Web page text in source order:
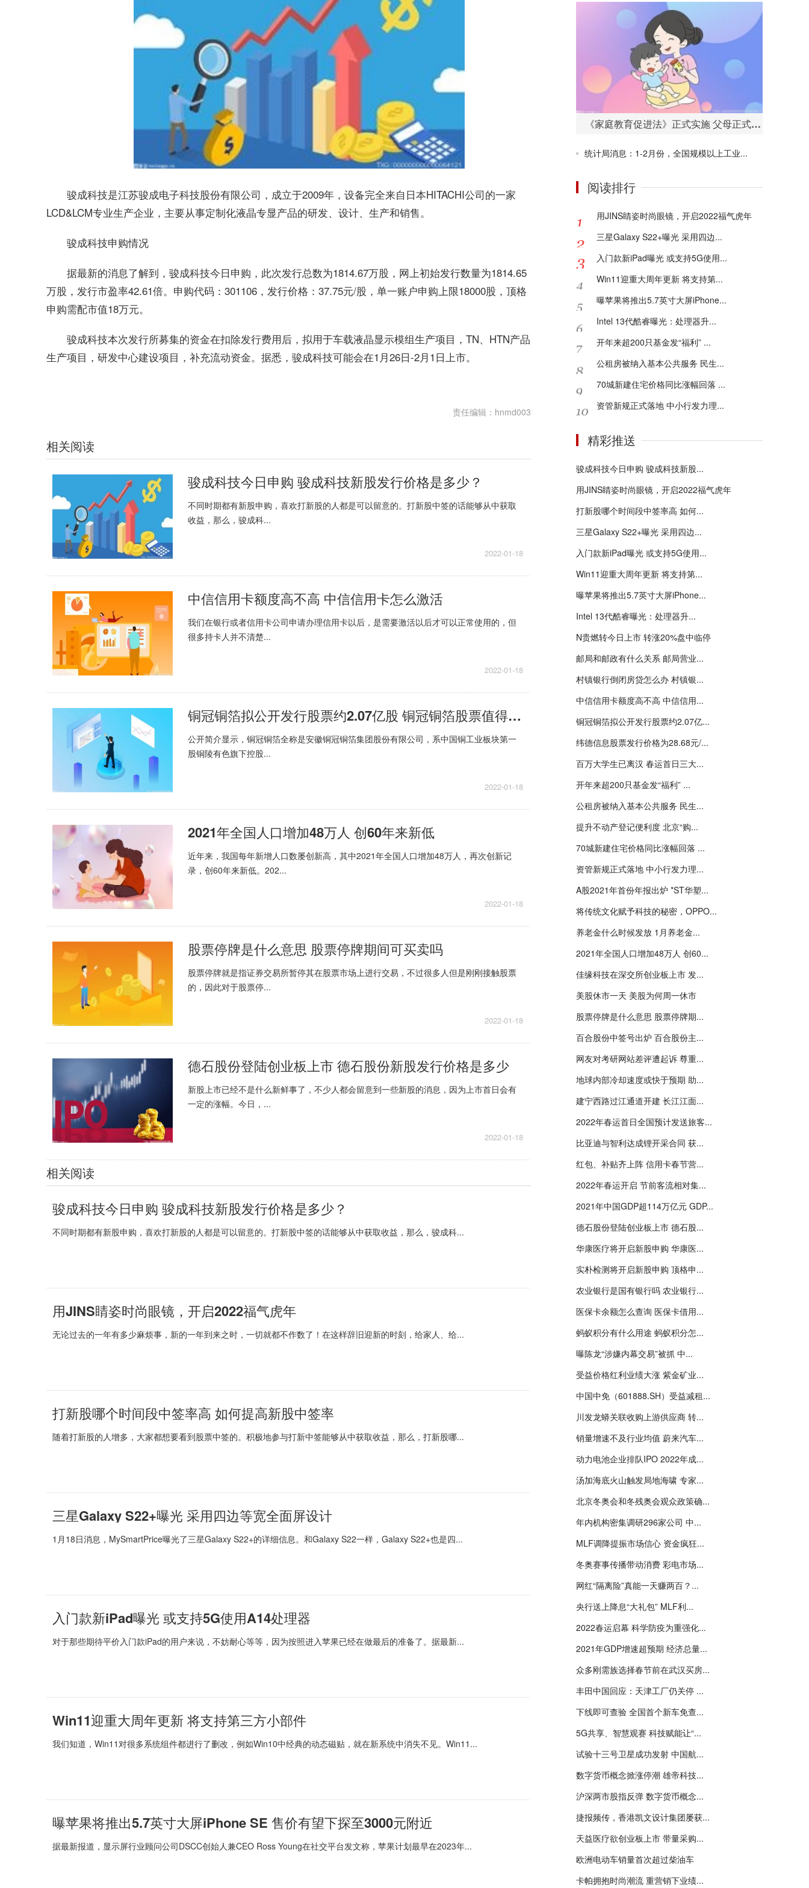
骏成科技是江苏骏成电子科技股份有限公司，成立于2009年，设备完全来自日本HITACHI公司的一家
LCD&LCM专业生产企业，主要从事定制化液晶专显产品的研发、设计、生产和销售。
骏成科技申购情况
据最新的消息了解到，骏成科技今日申购，此次发行总数为1814.67万股，网上初始发行数量为1814.65
万股，发行市盈率42.61倍。申购代码：301106，发行价格：37.75元/股，单一账户申购上限18000股，顶格
申购需配市值18万元。
骏成科技本次发行所募集的资金在扣除发行费用后，拟用于车载液晶显示模组生产项目，TN、HTN产品
生产项目，研发中心建设项目，补充流动资金。据悉，骏成科技可能会在1月26日-2月1日上市。
责任编辑：hnmd003
相关阅读
骏成科技今日申购 骏成科技新股发行价格是多少？
不同时期都有新股申购，喜欢打新股的人都是可以留意的。打新股中签的话能够从中获取
收益，那么，骏成科...
2022-01-18
中信信用卡额度高不高 中信信用卡怎么激活
我们在银行或者信用卡公司申请办理信用卡以后，是需要激活以后才可以正常使用的，但
很多持卡人并不清楚...
2022-01-18
铜冠铜箔拟公开发行股票约2.07亿股 铜冠铜箔股票值得申购吗
公开简介显示，铜冠铜箔全称是安徽铜冠铜箔集团股份有限公司，系中国铜工业板块第一
股铜陵有色旗下控股...
2022-01-18
2021年全国人口增加48万人 创60年来新低
近年来，我国每年新增人口数屡创新高，其中2021年全国人口增加48万人，再次创新记
录，创60年来新低。202...
2022-01-18
股票停牌是什么意思 股票停牌期间可买卖吗
股票停牌就是指证券交易所暂停其在股票市场上进行交易，不过很多人但是刚刚接触股票
的，因此对于股票停...
2022-01-18
德石股份登陆创业板上市 德石股份新股发行价格是多少
新股上市已经不是什么新鲜事了，不少人都会留意到一些新股的消息，因为上市首日会有
一定的涨幅。今日，...
2022-01-18
相关阅读
骏成科技今日申购 骏成科技新股发行价格是多少？
不同时期都有新股申购，喜欢打新股的人都是可以留意的。打新股中签的话能够从中获取收益，那么，骏成科...
用JINS睛姿时尚眼镜，开启2022福气虎年
无论过去的一年有多少麻烦事，新的一年到来之时，一切就都不作数了！在这样辞旧迎新的时刻，给家人、给...
打新股哪个时间段中签率高 如何提高新股中签率
随着打新股的人增多，大家都想要看到股票中签的。积极地参与打新中签能够从中获取收益，那么，打新股哪...
三星Galaxy S22+曝光 采用四边等宽全面屏设计
1月18日消息，MySmartPrice曝光了三星Galaxy S22+的详细信息。和Galaxy S22一样，Galaxy S22+也是四...
入门款新iPad曝光 或支持5G使用A14处理器
对于那些期待平价入门款iPad的用户来说，不妨耐心等等，因为按照进入苹果已经在做最后的准备了。据最新...
Win11迎重大周年更新 将支持第三方小部件
我们知道，Win11对很多系统组件都进行了删改，例如Win10中经典的动态磁贴，就在新系统中消失不见。Win11...
曝苹果将推出5.7英寸大屏iPhone SE 售价有望下探至3000元附近
据最新报道，显示屏行业顾问公司DSCC创始人兼CEO Ross Young在社交平台发文称，苹果计划最早在2023年...
《家庭教育促进法》正式实施 父母正式进入“依法带娃”时代
统计局消息：1-2月份，全国规模以上工业...
阅读排行
用JINS睛姿时尚眼镜，开启2022福气虎年
三星Galaxy S22+曝光 采用四边...
入门款新iPad曝光 或支持5G使用...
Win11迎重大周年更新 将支持第...
曝苹果将推出5.7英寸大屏iPhone...
Intel 13代酷睿曝光：处理器升...
开年来超200只基金发“福利” ...
公租房被纳入基本公共服务 民生...
70城新建住宅价格同比涨幅回落 ...
资管新规正式落地 中小行发力理...
精彩推送
骏成科技今日申购 骏成科技新股...
用JINS睛姿时尚眼镜，开启2022福气虎年
打新股哪个时间段中签率高 如何...
三星Galaxy S22+曝光 采用四边...
入门款新iPad曝光 或支持5G使用...
Win11迎重大周年更新 将支持第...
曝苹果将推出5.7英寸大屏iPhone...
Intel 13代酷睿曝光：处理器升...
N贵燃转今日上市 转涨20%盘中临停
邮局和邮政有什么关系 邮局营业...
村镇银行倒闭房贷怎么办 村镇银...
中信信用卡额度高不高 中信信用...
铜冠铜箔拟公开发行股票约2.07亿...
纬德信息股票发行价格为28.68元/...
百万大学生已离汉 春运首日三大...
开年来超200只基金发“福利” ...
公租房被纳入基本公共服务 民生...
提升不动产登记便利度 北京“购...
70城新建住宅价格同比涨幅回落 ...
资管新规正式落地 中小行发力理...
A股2021年首份年报出炉 *ST华塑...
将传统文化赋予科技的秘密，OPPO...
养老金什么时候发放 1月养老金...
2021年全国人口增加48万人 创60...
佳缘科技在深交所创业板上市 发...
美股休市一天 美股为何周一休市
股票停牌是什么意思 股票停牌期...
百合股份中签号出炉 百合股份主...
网友对考研网站差评遭起诉 尊重...
地球内部冷却速度或快于预期 助...
建宁西路过江通道开建 长江江面...
2022年春运首日全国预计发送旅客...
比亚迪与智利达成锂开采合同 获...
红包、补贴齐上阵 信用卡春节营...
2022年春运开启 节前客流相对集...
2021年中国GDP超114万亿元 GDP...
德石股份登陆创业板上市 德石股...
华康医疗将开启新股申购 华康医...
实朴检测将开启新股申购 顶格申...
农业银行是国有银行吗 农业银行...
医保卡余额怎么查询 医保卡借用...
蚂蚁积分有什么用途 蚂蚁积分怎...
曝陈龙“涉嫌内幕交易”被抓 中...
受益价格红利业绩大涨 紫金矿业...
中国中免（601888.SH）受益减租...
川发龙蟒关联收购上游供应商 转...
销量增速不及行业均值 蔚来汽车...
动力电池企业排队IPO 2022年成...
汤加海底火山触发局地海啸 专家...
北京冬奥会和冬残奥会观众政策确...
年内机构密集调研296家公司 中...
MLF调降提振市场信心 资金疯狂...
冬奥赛事传播带动消费 彩电市场...
网红“隔离险”真能一天赚两百？...
央行送上降息“大礼包” MLF利...
2022春运启幕 科学防疫为重强化...
2021年GDP增速超预期 经济总量...
众多刚需族选择春节前在武汉买房...
丰田中国回应：天津工厂仍关停 ...
下线即可查验 全国首个新车免查...
5G共享、智慧观赛 科技赋能让“...
试验十三号卫星成功发射 中国航...
数字货币概念掀涨停潮 雄帝科技...
沪深两市股指反弹 数字货币概念...
捷报频传，香港凯文设计集团屡获...
天益医疗欲创业板上市 带量采购...
欧洲电动车销量首次超过柴油车
卡帕拥抱时尚潮流 重营销下业绩...